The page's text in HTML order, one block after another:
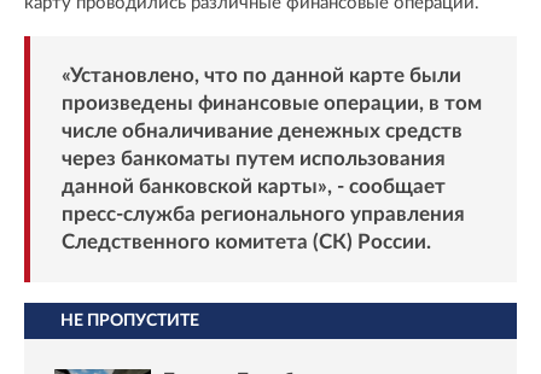
«Установлено, что по данной карте были
произведены финансовые операции, в том
числе обналичивание денежных средств
через банкоматы путем использования
данной банковской карты», - сообщает
пресс-служба регионального управления
Следственного комитета (СК) России.
НЕ ПРОПУСТИТЕ